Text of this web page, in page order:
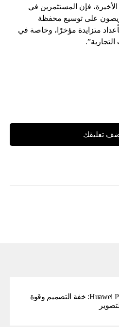
الأخيرة، فإن المستثمرين في
على توسيع محفظة
متزايدة مؤخرًا، وخاصة في
تعليقك
Huawei Pura 90s Pro: خفة التصميم وقوة